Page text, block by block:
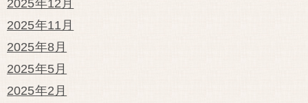
2025年12月
2025年11月
2025年8月
2025年5月
2025年2月